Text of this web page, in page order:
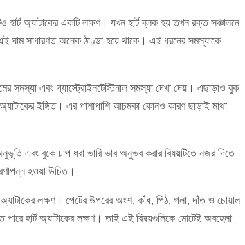
অ্যাটাকের একটি লক্ষণ। যখন হার্ট ব্লক হয় তখন রক্ত সঞ্চালনে
ঘাম সাধারণত অনেক ঠাণ্ডা হয়ে থাকে। এই ধরনের সমস্যাকে
সমস্যা এবং গ্যাস্ট্রোইনটেস্টিনাল সমস্যা দেখা দেয়। এছাড়াও বুক
ইঙ্গিত। এর পাশাপাশি আচমকা কোনও কারণ ছাড়াই মাথা
এবং বুকে চাপ ধরা ভারি ভাব অনুভব করার বিষয়টিতে নজর দিতে
হওয়া উচিত।
লক্ষণ। পেটের উপরের অংশ, কাঁধ, পিঠ, গলা, দাঁত ও চোয়াল
হার্ট অ্যাটাকের লক্ষণ। তাই এই বিষয়গুলিকে মোটেই অবহেলা